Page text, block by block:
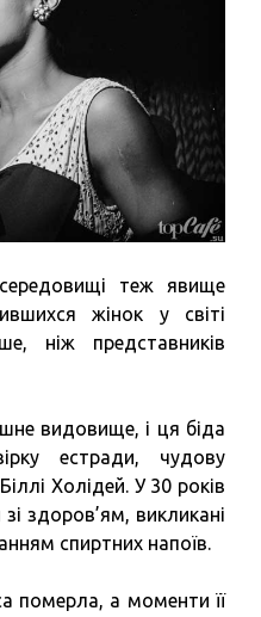
теж явище
жінок у світі
ніж представників
видовище, і ця біда
естради, чудову
Холідей. У 30 років
здоров’ям, викликані
спиртних напоїв.
померла, а моменти її